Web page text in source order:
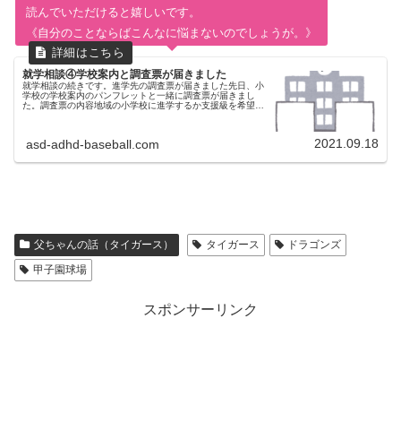
読んでいただけると嬉しいです。
《自分のことならばこんなに悩まないのでしょうが。》
就学相談④学校案内と調査票が届きました
就学相談の続きです。進学先の調査票が届きました先日、小
学校の学校案内のパンフレットと一緒に調査票が届きまし
た。調査票の内容地域の小学校に進学するか支援級を希望す
asd-adhd-baseball.com 2021.09.18
父ちゃんの話（タイガース） タイガース
ドラゴンズ
甲子園球場
スポンサーリンク